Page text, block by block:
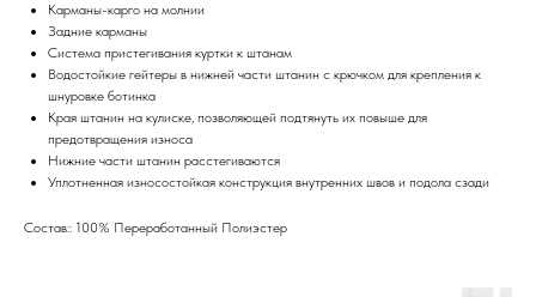
Карманы-карго на молнии
Задние карманы
Система пристегивания куртки к штанам
Водостойкие гейтеры в нижней части штанин с крючком для крепления к
шнуровке ботинка
Края штанин на кулиске, позволяющей подтянуть их повыше для
предотвращения износа
Нижние части штанин расстегиваются
Уплотненная износостойкая конструкция внутренних швов и подола сзади
Состав:: 100% Переработанный Полиэстер